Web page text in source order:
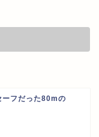
フだった80mの